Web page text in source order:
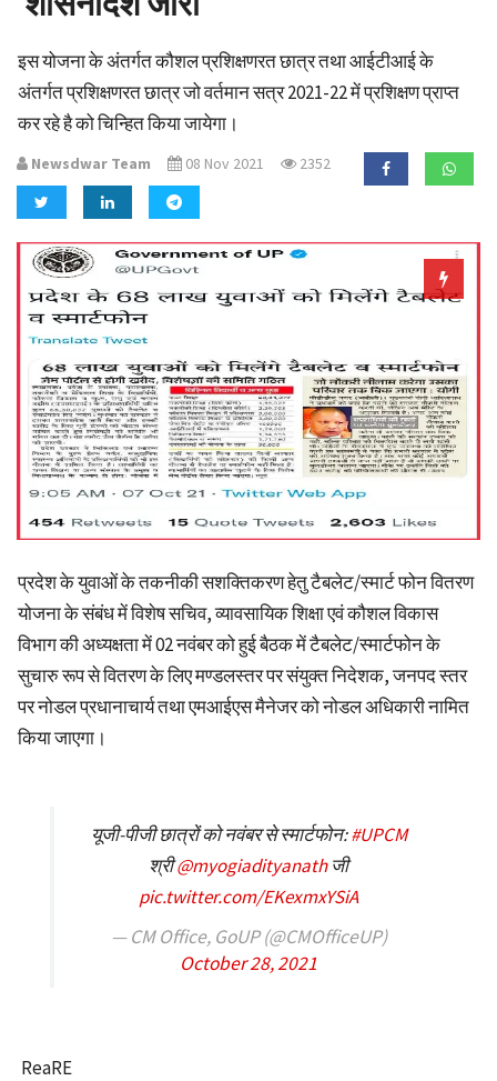
a
o
n
इस योजना के अंतर्गत कौशल प्रशिक्षणरत छात्र तथा आईटीआई के
अंतर्गत प्रशिक्षणरत छात्र जो वर्तमान सत्र 2021-22 में प्रशिक्षण प्राप्त
कर रहे है को चिन्हित किया जायेगा।
Newsdwar Team 08 Nov 2021 2352
प्रदेश के युवाओं के तकनीकी सशक्तिकरण हेतु टैबलेट/स्मार्ट फोन वितरण
योजना के संबंध में विशेष सचिव, व्यावसायिक शिक्षा एवं कौशल विकास
विभाग की अध्यक्षता में 02 नवंबर को हुई बैठक में टैबलेट/स्मार्टफोन के
सुचारु रूप से वितरण के लिए मण्डलस्तर पर संयुक्त निदेशक, जनपद स्तर
पर नोडल प्रधानाचार्य तथा एमआईएस मैनेजर को नोडल अधिकारी नामित
किया जाएगा।
यूजी-पीजी छात्रों को नवंबर से स्मार्टफोन:#UPCM
श्री@myogiadityanathजी
pic.twitter.com/EKexmxYSiA
— CM Office, GoUP (@CMOfficeUP)
October 28, 2021
ReaRE